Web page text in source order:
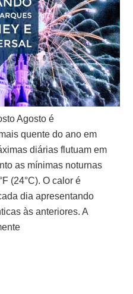
Agosto é
quente do ano em
diárias flutuam em
as mínimas noturnas
(24°C). O calor é
dia apresentando
às anteriores. A